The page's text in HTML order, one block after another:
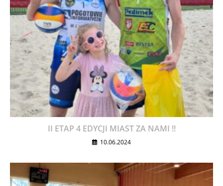
II ETAP 4 EDYCJI MIAST ZA NAMI !!
10.06.2024